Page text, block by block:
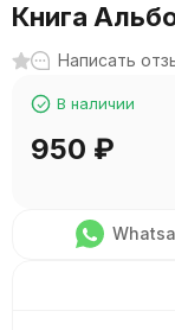
Книга
Написать
В наличии
950 ₽